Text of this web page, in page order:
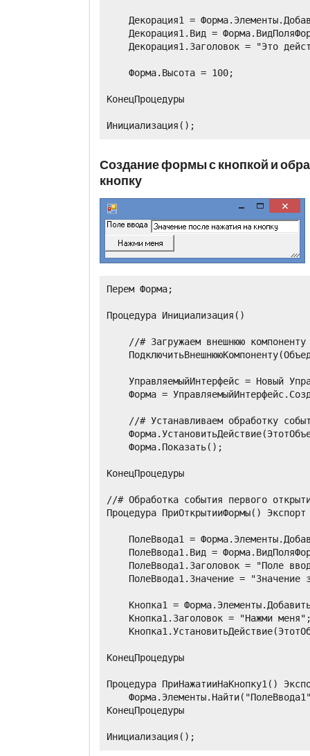
Декорация1 =
Декорация1.Вид =
Декорация1.Заголовок = "Это
    Форма.Высота = 100;
КонецПроцедуры
Создание формы с кнопкой и
кнопку
Перем Форма;
Процедура Инициализация()
    //# Загружаем внешнюю компоненту
УправляемыйИнтерфейс = Новый
Форма =
//# Устанавливаем обработку
    Форма.Показать();
КонецПроцедуры
//# Обработка события первого
Процедура ПриОткрытииФормы() Экспорт
ПолеВвода1 =
ПолеВвода1.Вид =
ПолеВвода1.Заголовок = "Поле
ПолеВвода1.Значение = "Значение
Кнопка1 =
Кнопка1.Заголовок = "Нажми
КонецПроцедуры
Процедура ПриНажатииНаКнопку1()
КонецПроцедуры